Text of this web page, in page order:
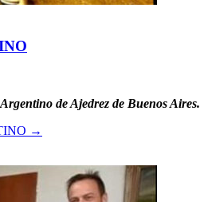
de Ajedrez de Buenos Aires.
→